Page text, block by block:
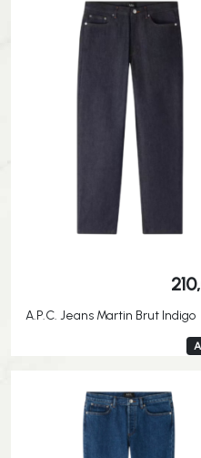
A.P.C. Jeans Martin Brut Indigo